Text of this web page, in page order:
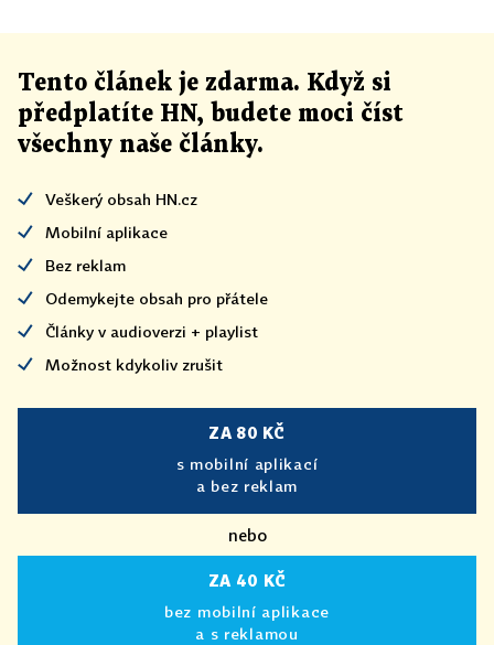
Tento článek je zdarma. Když si
předplatíte HN, budete moci číst
všechny naše články.
Veškerý obsah HN.cz
Mobilní aplikace
Bez reklam
Odemykejte obsah pro přátele
Články v audioverzi + playlist
Možnost kdykoliv zrušit
ZA 80 KČ
s mobilní aplikací
a bez reklam
nebo
ZA 40 KČ
bez mobilní aplikace
a s reklamou